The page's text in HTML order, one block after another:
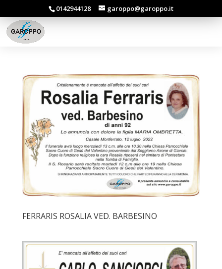
0142944128 garoppo@garoppo.it
FERRARIS ROSALIA VED. BARBESINO